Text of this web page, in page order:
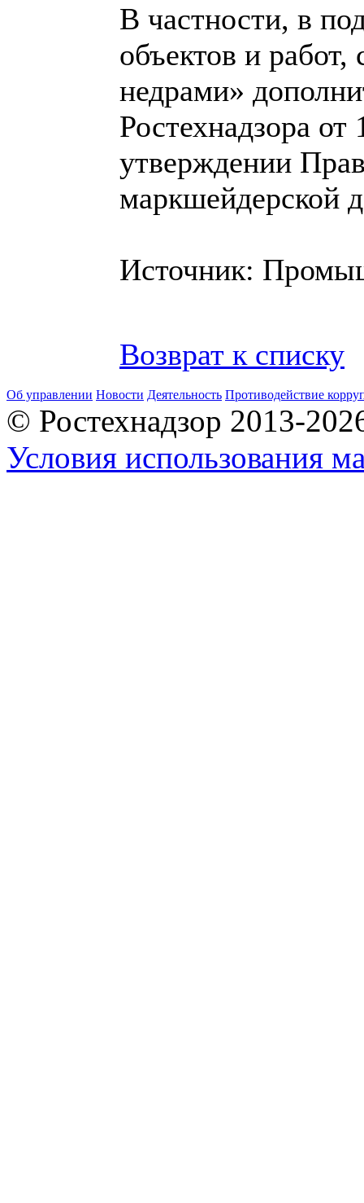
В частности, в
объектов и работ,
недрами»
Ростехнадзора
утверждении
маркшейдерской
Источник:
Возврат к списку
Об управлении Новости Деятельность Противодействие
© Ростехнадзор 2013-
Условия использования